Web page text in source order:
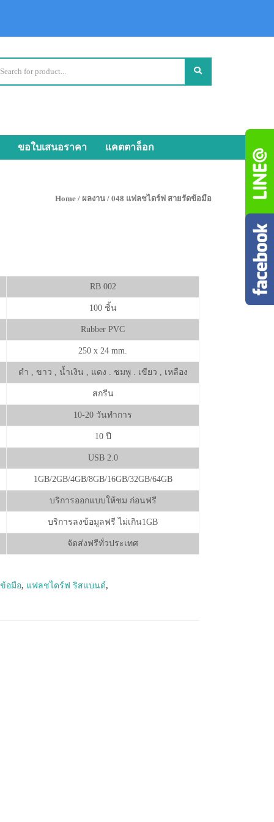
ขอใบเสนอราคา แคตตาล็อก
Home / ผลงาน / 048 แฟลชไดร์ฟ สายรัดข้อมือ
RB 002
100 ชิ้น
Rubber PVC
250 x 24 mm.
ดำ , ขาว , น้ำเงิน , แดง . ชมพู . เขียว , เหลือง
สกรีน
10-20 วันทำการ
10 ปี
USB 2.0
1GB/2GB/4GB/8GB/16GB/32GB/64GB
บริการออกแบบให้ชม ก่อนฟรี
บริการลงข้อมูลฟรี ไม่เกิน1GB
จัดส่งฟรีทั่วประเทศ
อมือ, แฟลชไดร์ฟ ริสแบนด์,